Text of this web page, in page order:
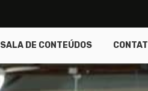
SALA DE CONTEÚDOS